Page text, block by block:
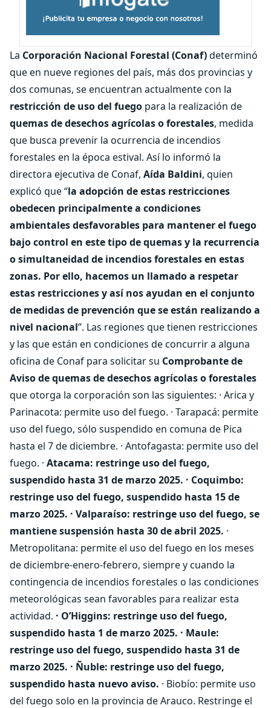
La Corporación Nacional Forestal (Conaf)determinó
que en nueve regiones del país, más dos provincias y
dos comunas, se encuentran actualmente con la
restricción de uso del fuego para la realización de
quemas de desechos agrícolas o forestales, medida
que busca prevenir la ocurrencia de incendios
forestales en la época estival. Así lo informó la
directora ejecutiva de Conaf, Aída Baldini, quien
explicó que “la adopción de estas restricciones
obedecen principalmente a condiciones
ambientales desfavorables para mantener el fuego
bajo control en este tipo de quemas y la recurrencia
o simultaneidad de incendios forestales en estas
zonas. Por ello, hacemos un llamado a respetar
estas restricciones y así nos ayudan en el conjunto
de medidas de prevención que se están realizando a
nivel nacional”. Las regiones que tienen restricciones
y las que están en condiciones de concurrir a alguna
oficina de Conaf para solicitar su Comprobante de
Aviso de quemas de desechos agrícolas o forestales
que otorga la corporación son las siguientes: · Arica y
Parinacota: permite uso del fuego. · Tarapacá: permite
uso del fuego, sólo suspendido en comuna de Pica
hasta el 7 de diciembre. · Antofagasta: permite uso del
fuego. · Atacama: restringe uso del fuego,
suspendido hasta 31 de marzo 2025. · Coquimbo:
restringe uso del fuego, suspendido hasta 15 de
marzo 2025. · Valparaíso: restringe uso del fuego, se
mantiene suspensión hasta 30 de abril 2025. ·
Metropolitana: permite el uso del fuego en los meses
de diciembre-enero-febrero, siempre y cuando la
contingencia de incendios forestales o las condiciones
meteorológicas sean favorables para realizar esta
actividad. · O’Higgins: restringe uso del fuego,
suspendido hasta 1 de marzo 2025. · Maule:
restringe uso del fuego, suspendido hasta 31 de
marzo 2025. · Ñuble: restringe uso del fuego,
suspendido hasta nuevo aviso. · Biobío: permite uso
del fuego solo en la provincia de Arauco. Restringe el